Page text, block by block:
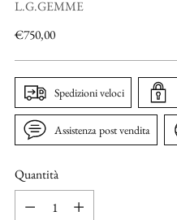
L.G.GEMME
Prezzo
€750,00
Spedizioni veloci
Assistenza post vendita
Quantità